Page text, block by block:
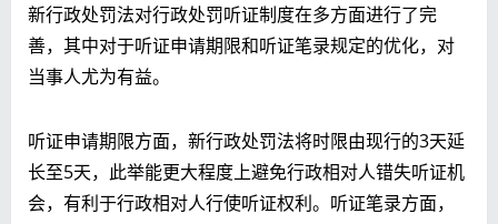
新行政处罚法对行政处罚听证制度在多方面进行了完
善，其中对于听证申请期限和听证笔录规定的优化，对
当事人尤为有益。
听证申请期限方面，新行政处罚法将时限由现行的3天延
长至5天，此举能更大程度上避免行政相对人错失听证机
会，有利于行政相对人行使听证权利。听证笔录方面，